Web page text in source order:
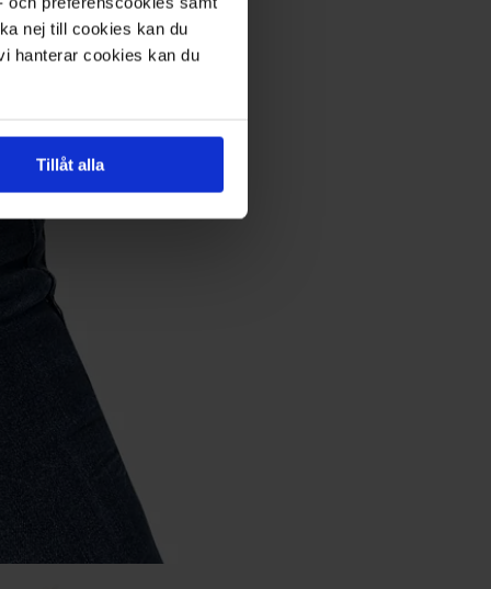
nej till cookies kan du
hanterar cookies kan du
Tillåt alla